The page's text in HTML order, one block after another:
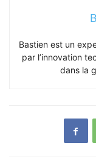
Bastien est un
par l’innovation
dans la